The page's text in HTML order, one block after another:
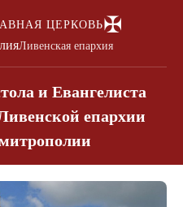
ЦЕРКОВЬ✠
Ливенская епархия
и Евангелиста
епархии